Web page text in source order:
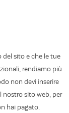
sito e che le tue
rendiamo più
non devi inserire
nostro sito web, per
hai pagato.